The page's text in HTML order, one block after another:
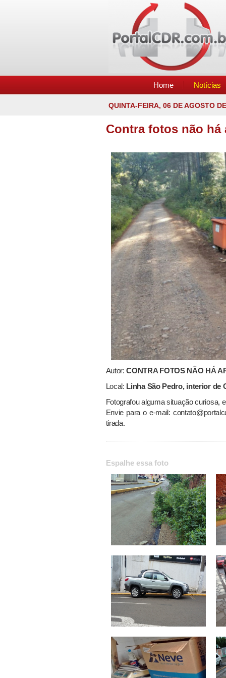
Home Notícias
QUINTA-FEIRA, 06 DE AGOSTO
Contra fotos não há
Autor:CONTRA FOTOS NÃO HÁ
Local: Linha São Pedro, interior de
Fotografou alguma situação curiosa,
Envie para o e-mail:
tirada.
Espalhe essa foto